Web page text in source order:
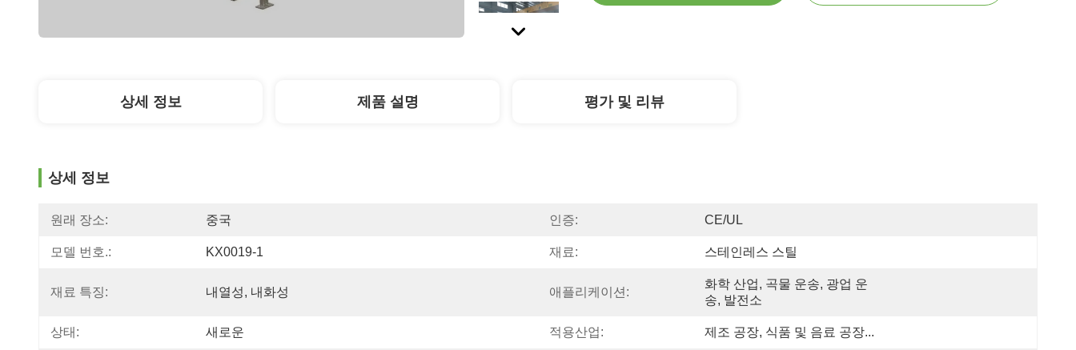
상세 정보 제품 설명 평가 및 리뷰
상세 정보
원래 장소: 중국 인증: CE/UL
모델 번호.: KX0019-1 재료: 스테인레스 스틸
재료 특징: 내열성, 내화성 애플리케이션:
화학 산업, 곡물 운송, 광업 운
송, 발전소
상태: 새로운 적용산업: 제조 공장, 식품 및 음료 공장...